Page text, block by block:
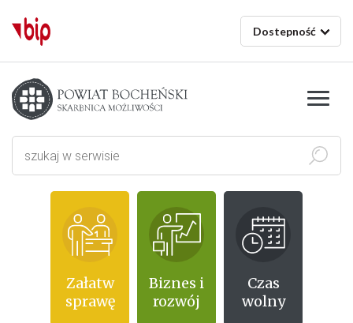
Dostepność
Starostwo powiatowe w Bochni
Szukaj
Załatw
sprawę
Biznes i
rozwój
Czas
wolny